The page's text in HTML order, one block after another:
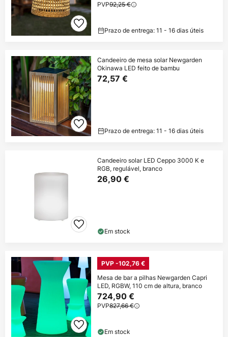
PVP92,25 €
Prazo de entrega: 11 - 16 dias úteis
Candeeiro de mesa solar Newgarden
Okinawa LED feito de bambu
72,57 €
Prazo de entrega: 11 - 16 dias úteis
Candeeiro solar LED Ceppo 3000 K e
RGB, regulável, branco
26,90 €
Em stock
PVP -102,76 €
Mesa de bar a pilhas Newgarden Capri
LED, RGBW, 110 cm de altura, branco
724,90 €
PVP827,66 €
Em stock